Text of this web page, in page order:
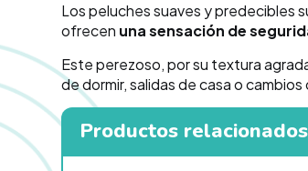
Los peluches suaves y predecibles
ofrecen una sensación de
Este perezoso, por su textura
de dormir, salidas de casa o
Productos relacionados